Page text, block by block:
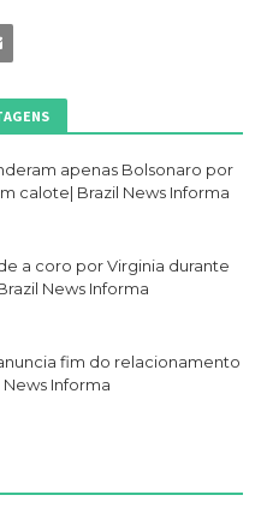
apenas Bolsonaro por
calote| Brazil News Informa
a coro por Virginia durante
News Informa
fim do relacionamento
News Informa